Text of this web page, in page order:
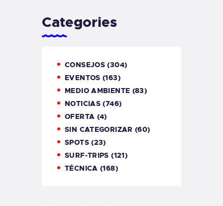
Categories
CONSEJOS (304)
EVENTOS (163)
MEDIO AMBIENTE (83)
NOTICIAS (746)
OFERTA (4)
SIN CATEGORIZAR (60)
SPOTS(23)
SURF-TRIPS (121)
TÉCNICA (168)